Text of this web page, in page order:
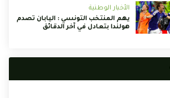
الأخبار الوطنية
يهم المنتخب التونسي : اليابان تصدم
هولندا بتعادل في آخر الدقائق